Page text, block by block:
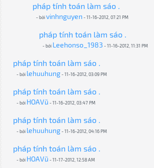
pháp tính toán làm sáo .
- bởivinhnguyen - 11-16-2012, 07:21 PM
pháp tính toán làm sáo .
- bởi Leehonso_1983 - 11-16-2012, 11:31 PM
pháp tính toán làm sáo .
- bởi lehuuhung- 11-16-2012, 03:09 PM
pháp tính toán làm sáo .
- bởi HOAVũ - 11-16-2012, 03:47 PM
pháp tính toán làm sáo .
- bởi lehuuhung- 11-16-2012, 04:16 PM
pháp tính toán làm sáo .
- bởi HOAVũ - 11-17-2012, 12:58 AM